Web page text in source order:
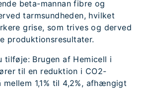
beta-mannan fibre og
tarmsundheden, hvilket
grise, som trives og derved
produktionsresultater.
tilføje: Brugen af Hemicell i
til en reduktion i CO2-
1,1% til 4,2%, afhængigt